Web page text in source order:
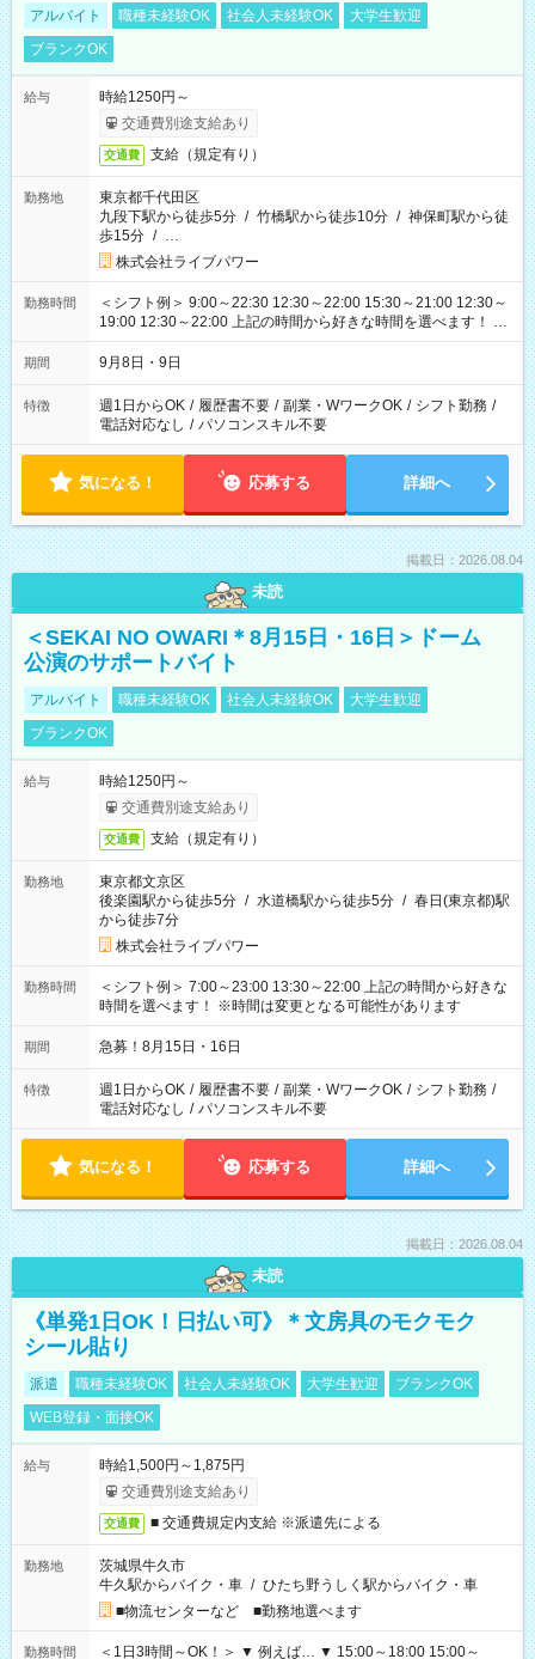
アルバイト 職種未経験OK 社会人未経験OK
大学生歓迎
ブランクOK
給与
時給1250円～
交通費別途支給あり
交通費 支給（規定有り）
勤務地
東京都千代田区
九段下駅から徒歩5分 / 竹橋駅から徒歩10分 / 神保町駅から徒
歩15分 / …
株式会社ライブパワー
勤務時間
＜シフト例＞ 9:00～22:30 12:30～22:00 15:30～21:00 12:30～
19:00 12:30～22:00 上記の時間から好きな時間を選べます！ ※
時間は変更となる可能性があります
期間 9月8日・9日
特徴 週1日からOK / 履歴書不要 / 副業・WワークOK / シフト勤務 /
電話対応なし / パソコンスキル不要
気になる！ 応募する 詳細へ
掲載日：2026.08.04
未読
＜SEKAI NO OWARI＊8月15日・16日＞ドーム
公演のサポートバイト
アルバイト 職種未経験OK 社会人未経験OK
大学生歓迎
ブランクOK
給与
時給1250円～
交通費別途支給あり
交通費 支給（規定有り）
勤務地
東京都文京区
後楽園駅から徒歩5分 / 水道橋駅から徒歩5分 / 春日(東京都)駅
から徒歩7分
株式会社ライブパワー
勤務時間
＜シフト例＞ 7:00～23:00 13:30～22:00 上記の時間から好きな
時間を選べます！ ※時間は変更となる可能性があります
期間 急募！8月15日・16日
特徴 週1日からOK / 履歴書不要 / 副業・WワークOK / シフト勤務 /
電話対応なし / パソコンスキル不要
気になる！ 応募する 詳細へ
掲載日：2026.08.04
未読
《単発1日OK！日払い可》＊文房具のモクモク
シール貼り
派遣 職種未経験OK 社会人未経験OK 大学生歓迎
ブランクOK
WEB登録・面接OK
給与
時給1,500円～1,875円
交通費別途支給あり
交通費 ■ 交通費規定内支給 ※派遣先による
勤務地
茨城県牛久市
牛久駅からバイク・車 / ひたち野うしく駅からバイク・車
■物流センターなど ■勤務地選べます
勤務時間 ＜1日3時間～OK！＞ ▼ 例えば… ▼ 15:00～18:00 15:00～